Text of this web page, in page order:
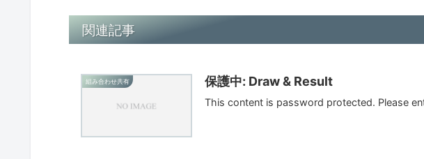
関連記事
組み合わせ共有 保護中: Draw & Result
This content is password protected. Please